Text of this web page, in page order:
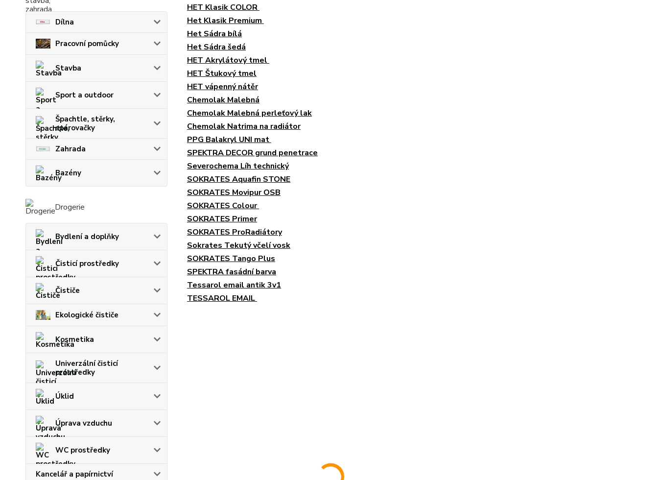
Dílna
Pracovní pomůcky
Stavba
Sport a outdoor
Špachtle, stěrky,
spárovačky
Zahrada
Bazény
Drogerie
Bydlení a doplňky
Čisticí prostředky
Čističe
Ekologické čističe
Kosmetika
Univerzální čisticí
prostředky
Úklid
Úprava vzduchu
WC prostředky
Kancelář a papírnictví
HET Klasik COLOR
Het Klasik Premium
Het Sádra bílá
Het Sádra šedá
HET Akrylátový tmel
HET Štukový tmel
HET vápenný nátěr
Chemolak Malebná
Chemolak Malebná perleťový lak
Chemolak Natrima na radiátor
PPG Balakryl UNI mat
SPEKTRA DECOR grund penetrace
Severochema Líh technický
SOKRATES Aquafin STONE
SOKRATES Movipur OSB
SOKRATES Colour
SOKRATES Primer
SOKRATES ProRadiátory
Sokrates Tekutý včelí vosk
SOKRATES Tango Plus
SPEKTRA fasádní barva
Tessarol email antik 3v1
TESSAROL EMAIL